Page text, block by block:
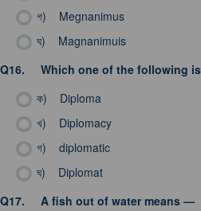
গ)
Megnanimus
ঘ)
Magnanimuis
Q16.
Which one of the following
ক)
Diploma
খ)
Diplomacy
গ)
diplomatic
ঘ)
Diplomat
Q17.
A fish out of water means —